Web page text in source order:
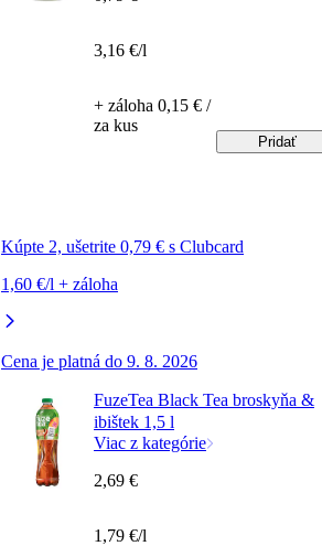
Kúpte 2, ušetrite 0,79 € s Clubcard
1,60 €/l + záloha
Cena je platná do 9. 8. 2026
3,16 €/l
+ záloha 0,15 € /
za kus
Pridať
FuzeTea Black Tea broskyňa &
ibištek 1,5 l
Viac z kategórie
2,69 €
1,79 €/l